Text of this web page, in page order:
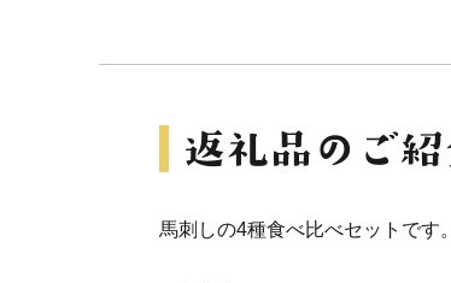
馬刺しの4種食べ比べセットです。